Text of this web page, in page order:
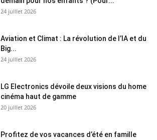
24 juillet 2026
Aviation et Climat : La révolution de l’IA et du
Big...
24 juillet 2026
LG Electronics dévoile deux visions du home
cinéma haut de gamme
20 juillet 2026
Profitez de vos vacances d’été en famille